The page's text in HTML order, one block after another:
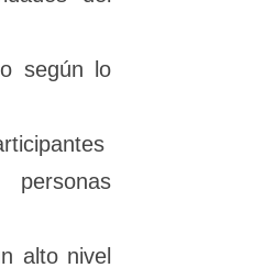
según lo
alto nivel